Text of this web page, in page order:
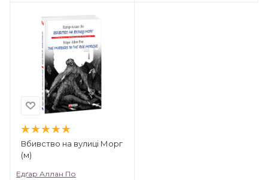
Вбивство на вулиці Морг
(м)
Едґар Аллан По